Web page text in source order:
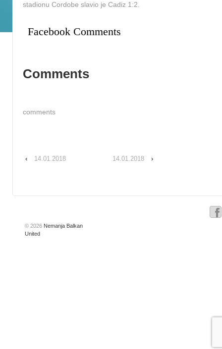
stadionu Cordobe slavio je Cadiz 1:2.
Facebook Comments
Comments
comments
‹ 14.01.2018 14.01.2018 ›
© 2026 Nemanja Balkan
United